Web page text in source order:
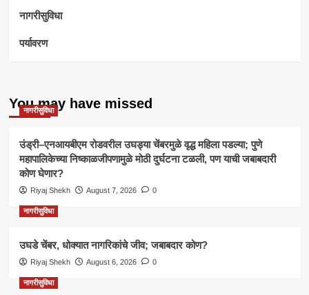
नागरीसुविधा
पर्यावरण
You may have missed
नागरीसुविधा
उंड्री–एनआयबीएम रोडवरील उघड्या चेंबरमुळे वृद्ध महिला पडल्या; पुणे
महापालिकेच्या निष्काळजीपणामुळे मोठी दुर्घटना टळली, पण याची जबाबदारी
कोण घेणार?
Riyaj Shekh August 7, 2026 0
नागरीसुविधा
उघडे चेंबर, धोक्यात नागरिकांचे जीव; जबाबदार कोण?
Riyaj Shekh August 6, 2026 0
नागरीसुविधा